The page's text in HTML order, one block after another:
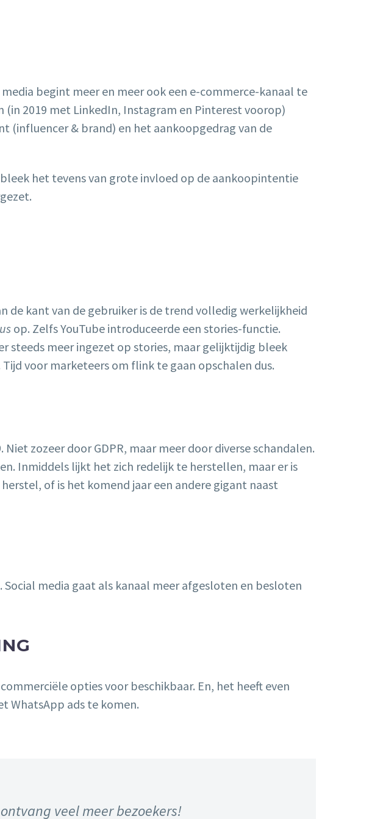
begint meer en meer ook een e-commerce-kanaal te
2019 met LinkedIn, Instagram en Pinterest voorop)
(influencer & brand) en het aankoopgedrag van de
het tevens van grote invloed op de aankoopintentie
de kant van de gebruiker is de trend volledig werkelijkheid
op. Zelfs YouTube introduceerde een stories-functie.
steeds meer ingezet op stories, maar gelijktijdig bleek
voor marketeers om flink te gaan opschalen dus.
zozeer door GDPR, maar meer door diverse schandalen.
Inmiddels lijkt het zich redelijk te herstellen, maar er is
of is het komend jaar een andere gigant naast
media gaat als kanaal meer afgesloten en besloten
opties voor beschikbaar. En, het heeft even
WhatsApp ads te komen.
veel meer bezoekers!